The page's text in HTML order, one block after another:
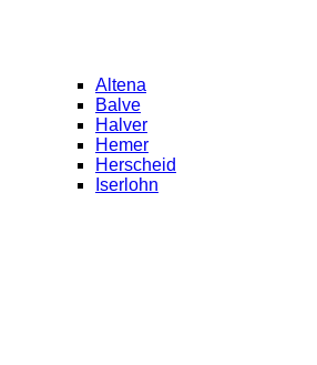
Altena
Balve
Halver
Hemer
Herscheid
Iserlohn